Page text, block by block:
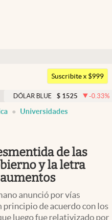
Argentina
Uruguay
Suscribite x $999
$ 1525 -0.33%
Universidades
de las
y la letra
anunció por vías
de acuerdo con los
luego fue relativizado por